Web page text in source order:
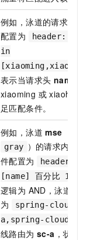
例如，泳道的请求匹配
配置为
header:
in
表示当请求头 name
xiaoming 或 xiaohong
足匹配条件。
例如，泳道mse
gray ）的请求内容
件配置为
header:
[name] 百分比 10
逻辑为 AND，泳道应
为
spring-cloud-
a,spring-cloud-c
线路由为 sc-a ，状态